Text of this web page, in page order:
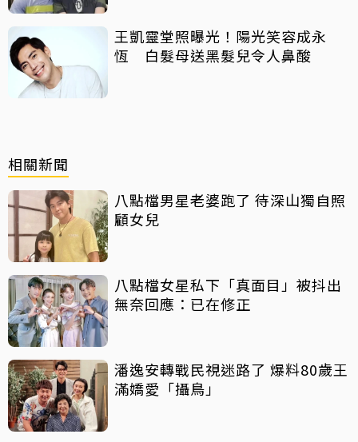
王凱靈堂照曝光！陽光笑容成永
恆 白髮母送黑髮兒令人鼻酸
相關新聞
八點檔男星老婆跑了 待深山獨自照
顧女兒
八點檔女星私下「真面目」被抖出
無奈回應：已在修正
潘逸安轉戰民視迷路了 爆料80歲王
滿嬌愛「攝鳥」